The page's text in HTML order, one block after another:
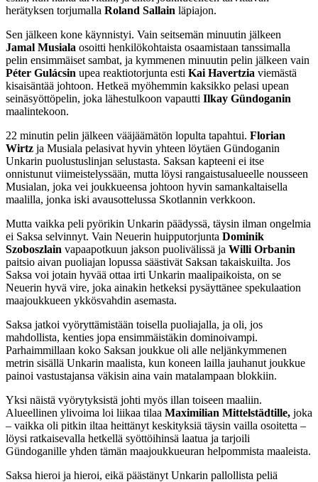
herätyksen torjumalla Roland Sallain läpiajon.
Sen jälkeen kone käynnistyi. Vain seitsemän minuutin jälkeen
Jamal Musiala osoitti henkilökohtaista osaamistaan tanssimalla
pelin ensimmäiset sambat, ja kymmenen minuutin pelin jälkeen vain
Péter Gulácsin upea reaktiotorjunta esti Kai Havertzia viemästä
kisaisäntää johtoon. Hetkeä myöhemmin kaksikko pelasi upean
seinäsyöttöpelin, joka lähestulkoon vapautti Ilkay Gündoganin
maalintekoon.
22 minutin pelin jälkeen vääjäämätön lopulta tapahtui. Florian
Wirtz ja Musiala pelasivat hyvin yhteen löytäen Gündoganin
Unkarin puolustuslinjan selustasta. Saksan kapteeni ei itse
onnistunut viimeistelyssään, mutta löysi rangaistusalueelle nousseen
Musialan, joka vei joukkueensa johtoon hyvin samankaltaisella
maalilla, jonka iski avausottelussa Skotlannin verkkoon.
Mutta vaikka peli pyörikin Unkarin päädyssä, täysin ilman ongelmia
ei Saksa selvinnyt. Vain Neuerin huipputorjunta Dominik
Szoboszlain vapaapotkuun jakson puolivälissä ja Willi Orbanin
paitsio aivan puoliajan lopussa säästivät Saksan takaiskuilta. Jos
Saksa voi jotain hyvää ottaa irti Unkarin maalipaikoista, on se
Neuerin hyvä vire, joka ainakin hetkeksi pysäyttänee spekulaation
maajoukkueen ykkösvahdin asemasta.
Saksa jatkoi vyöryttämistään toisella puoliajalla, ja oli, jos
mahdollista, kenties jopa ensimmäistäkin dominoivampi.
Parhaimmillaan koko Saksan joukkue oli alle neljänkymmenen
metrin sisällä Unkarin maalista, kun koneen lailla jauhanut joukkue
painoi vastustajansa väkisin aina vain matalampaan blokkiin.
Yksi näistä vyörytyksistä johti myös illan toiseen maaliin.
Alueellinen ylivoima loi liikaa tilaa Maximilian Mittelstädtille, joka
– vaikka oli pitkin iltaa heittänyt keskityksiä täysin vailla osoitetta –
löysi ratkaisevalla hetkellä syöttöihinsä laatua ja tarjoili
Gündoganille yhden tämän maajoukkueuran helpommista maaleista.
Saksa hieroi ja hieroi, eikä päästänyt Unkarin pallollista peliä